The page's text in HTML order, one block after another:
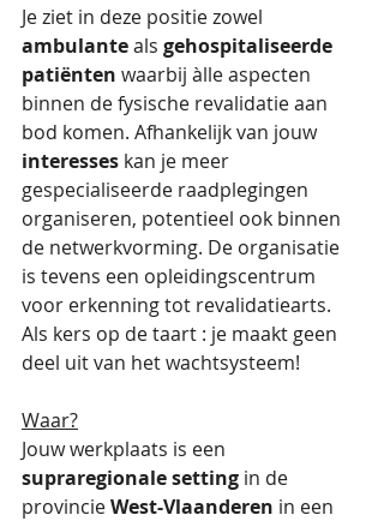
Je ziet in deze positie zowel
ambulante als gehospitaliseerde
patiënten waarbij àlle aspecten
binnen de fysische revalidatie aan
bod komen. Afhankelijk van jouw
interesses kan je meer
gespecialiseerde raadplegingen
organiseren, potentieel ook binnen
de netwerkvorming. De organisatie
is tevens een opleidingscentrum
voor erkenning tot revalidatiearts.
Als kers op de taart : je maakt geen
deel uit van het wachtsysteem!
Waar?
Jouw werkplaats is een
supraregionale setting in de
provincie West-Vlaanderen in een